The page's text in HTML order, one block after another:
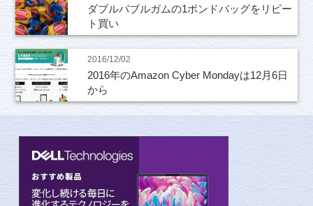
ダブルバブルガムの1ポンドバッグをリピー
ト買い
2016/12/02
2016年のAmazon Cyber Mondayは12月6日
から